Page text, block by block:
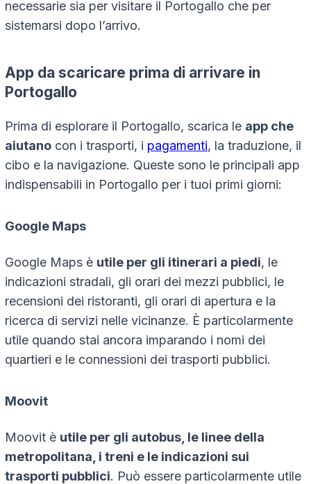
necessarie sia per visitare il Portogallo che per
sistemarsi dopo l’arrivo.
App da scaricare prima di arrivare in
Portogallo
Prima di esplorare il Portogallo, scarica le app che
aiutano con i trasporti, i pagamenti, la traduzione, il
cibo e la navigazione. Queste sono le principali app
indispensabili in Portogallo per i tuoi primi giorni:
Google Maps
Google Maps è utile per gli itinerari a piedi, le
indicazioni stradali, gli orari dei mezzi pubblici, le
recensioni dei ristoranti, gli orari di apertura e la
ricerca di servizi nelle vicinanze. È particolarmente
utile quando stai ancora imparando i nomi dei
quartieri e le connessioni dei trasporti pubblici.
Moovit
Moovit è utile per gli autobus, le linee della
metropolitana, i treni e le indicazioni sui
trasporti pubblici. Può essere particolarmente utile